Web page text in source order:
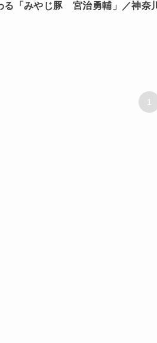
る「みやじ豚 宮治勇輔」／神奈川
1